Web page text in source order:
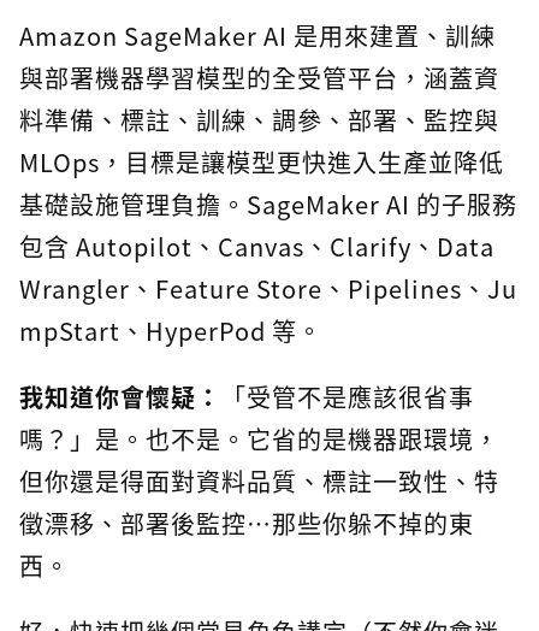
Amazon SageMaker AI 是用來建置、訓練
與部署機器學習模型的全受管平台，涵蓋資
料準備、標註、訓練、調參、部署、監控與
MLOps，目標是讓模型更快進入生產並降低
基礎設施管理負擔。SageMaker AI 的子服務
包含 Autopilot、Canvas、Clarify、Data
Wrangler、Feature Store、Pipelines、Ju
mpStart、HyperPod 等。
我知道你會懷疑：
「受管不是應該很省事
嗎？」是。也不是。它省的是機器跟環境，
但你還是得面對資料品質、標註一致性、特
徵漂移、部署後監控…那些你躲不掉的東
西。